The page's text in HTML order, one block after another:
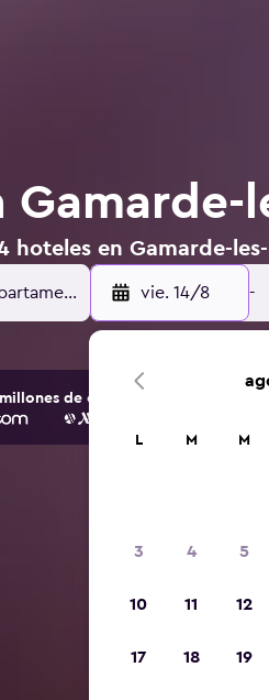
Gamarde-
hoteles en Gamarde-
vie. 14/8 -
de opciones de hoteles y
L M M
3 4 5
10 11 12
17 18 19